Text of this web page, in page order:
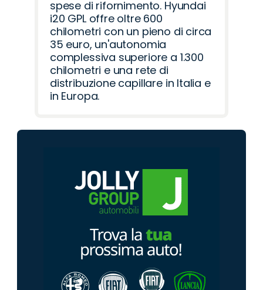
spese di rifornimento. Hyundai
i20 GPL offre oltre 600
chilometri con un pieno di circa
35 euro, un'autonomia
complessiva superiore a 1.300
chilometri e una rete di
distribuzione capillare in Italia e
in Europa.